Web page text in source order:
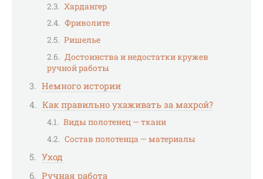
Хардангер
Фриволите
Ришелье
Достоинства и недостатки кружев
ручной работы
Немного истории
Как правильно ухаживать за махрой?
Виды полотенец — ткани
Состав полотенца — материалы
Уход
Ручная работа